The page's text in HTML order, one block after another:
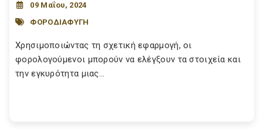
09 Μαΐου, 2024
ΦΟΡΟΔΙΑΦΥΓΗ
Χρησιμοποιώντας τη σχετική εφαρμογή, οι
φορολογούμενοι μπορούν να ελέγξουν τα στοιχεία και
την εγκυρότητα μιας...